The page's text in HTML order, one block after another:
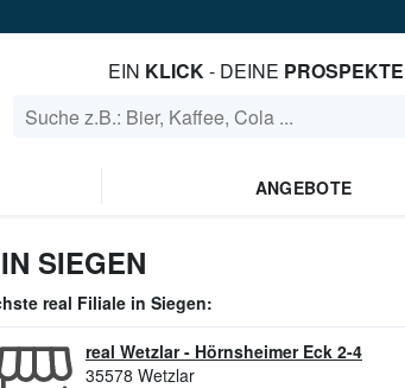
EIN KLICK- DEINE PROSPEKTE
ANGEBOTE
SIEGEN
real Filiale in Siegen:
real Wetzlar- Hörnsheimer Eck 2-4
35578 Wetzlar